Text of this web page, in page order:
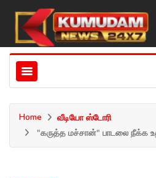
Home
வீடியோ ஸ்டோரி
"கருத்த மச்சான்" பாடலை நீக்க